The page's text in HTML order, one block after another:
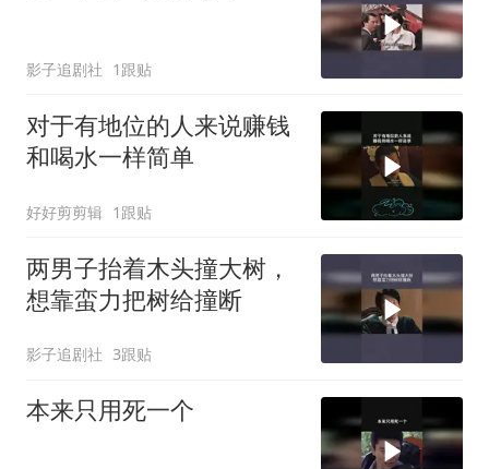
影子追剧社 1跟贴
对于有地位的人来说赚钱
和喝水一样简单
好好剪剪辑 1跟贴
两男子抬着木头撞大树，
想靠蛮力把树给撞断
影子追剧社 3跟贴
本来只用死一个